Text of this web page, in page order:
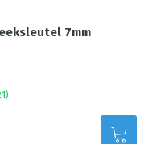
7mm
)